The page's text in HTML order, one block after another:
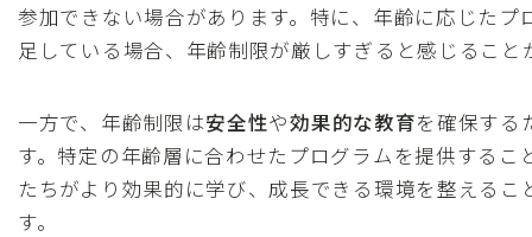
参加できない場合があります。特に、年齢に応じたプ
足している場合、年齢制限が厳しすぎると感じること
一方で、年齢制限は安全性や効果的な教育を確保する
す。特定の年齢層に合わせたプログラムを提供するこ
たちがより効果的に学び、成長できる環境を整えるこ
す。